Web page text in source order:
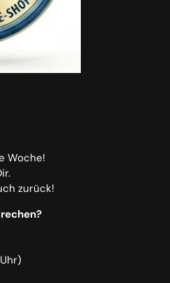
Woche!
zurück!